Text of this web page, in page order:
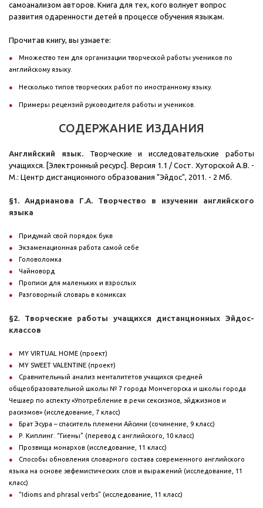
самоанализом авторов. Книга для тех, кого волнует вопрос
развития одаренности детей в процессе обучения языкам.
Прочитав книгу, вы узнаете:
Множество тем для организации творческой работы учеников по
английскому языку.
Несколько типов творческих работ по иностранному языку.
Примеры рецензий руководителя работы и учеников.
СОДЕРЖАНИЕ ИЗДАНИЯ
Английский язык. Творческие и исследовательские работы
учащихся. [Электронный ресурс]. Версия 1.1 / Сост. Хуторской А.В. -
М.: Центр дистанционного образования "Эйдос", 2011. - 2 Мб.
§1. Андрианова Г.А. Творчество в изучении английского
языка
Придумай свой порядок букв
Экзаменационная работa самой себе
Головоломка
Чайноворд
Прописи для маленьких и взрослых
Разговорный словарь в комиксах
§2. Творческие работы учащихся дистанционных Эйдос-
классов
MY VIRTUAL HOME (проект)
MY SWEET VALENTINE (проект)
Сравнительный анализ менталитетов учащихся средней
общеобразовательной школы № 7 города Мончегорска и школы города
Чешаер по аспекту «Употребление в речи сексизмов, эйджизмов и
расизмов» (исследование, 7 класс)
Брат Эсура – спаситель племени Айсини (сочинение, 9 класс)
Р. Киплинг. “Гиены” (перевод с английского, 10 класс)
Прозвища монархов (исследование, 11 класс)
Способы обновления словарного состава современного английского
языка на основе эвфемистических слов и выражений (исследование, 11
класс)
“Idioms and phrasal verbs” (исследование, 11 класс)